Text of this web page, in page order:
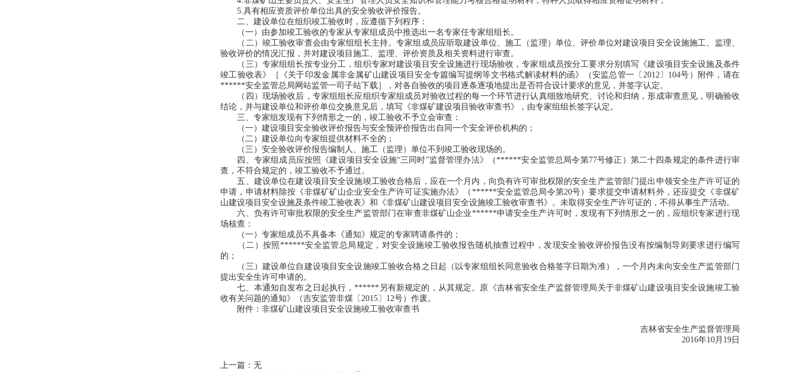
5.具有相应资质评价单位出具的安全验收评价报告。
二、建设单位在组织竣工验收时，应遵循下列程序：
（一）由参加竣工验收的专家从专家组成员中推选出一名专家任专家组组长。
（二）竣工验收审查会由专家组组长主持。专家组成员应听取建设单位、施工（监理）单位、评价单位对建设项目安全设施施工、监理、
验收评价的情况汇报，并对建设项目施工、监理、评价资质及相关资料进行审查。
（三）专家组组长按专业分工，组织专家对建设项目安全设施进行现场验收，专家组成员按分工要求分别填写《建设项目安全设施及条件
竣工验收表》［《关于印发金属非金属矿山建设项目安全专篇编写提纲等文书格式解读材料的函》（安监总管一〔2012〕104号）附件，请在
******安全监管总局网站监管一司子站下载］，对各自验收的项目逐条逐项地提出是否符合设计要求的意见，并签字认定。
（四）现场验收后，专家组组长应组织专家组成员对验收过程的每一个环节进行认真细致地研究、讨论和归纳，形成审查意见，明确验收
结论，并与建设单位和评价单位交换意见后，填写《非煤矿建设项目验收审查书》，由专家组组长签字认定。
三、专家组发现有下列情形之一的，竣工验收不予立会审查：
（一）建设项目安全验收评价报告与安全预评价报告出自同一个安全评价机构的；
（二）建设单位向专家组提供材料不全的；
（三）安全验收评价报告编制人、施工（监理）单位不到竣工验收现场的。
四、专家组成员应按照《建设项目安全设施“三同时”监督管理办法》（******安全监管总局令第77号修正）第二十四条规定的条件进行审
查，不符合规定的，竣工验收不予通过。
五、建设单位在建设项目安全设施竣工验收合格后，应在一个月内，向负有许可审批权限的安全生产监管部门提出申领安全生产许可证的
申请，申请材料除按《非煤矿矿山企业安全生产许可证实施办法》（******安全监管总局令第20号）要求提交申请材料外，还应提交《非煤矿
山建设项目安全设施及条件竣工验收表》和《非煤矿山建设项目安全设施竣工验收审查书》。未取得安全生产许可证的，不得从事生产活动。
六、负有许可审批权限的安全生产监管部门在审查非煤矿山企业******申请安全生产许可时，发现有下列情形之一的，应组织专家进行现
场核查：
（一）专家组成员不具备本《通知》规定的专家聘请条件的；
（二）按照******安全监管总局规定，对安全设施竣工验收报告随机抽查过程中，发现安全验收评价报告没有按编制导则要求进行编写
的；
（三）建设单位自建设项目安全设施竣工验收合格之日起（以专家组组长同意验收合格签字日期为准），一个月内未向安全生产监管部门
提出安全生许可申请的。
七、本通知自发布之日起执行，******另有新规定的，从其规定。原《吉林省安全生产监督管理局关于非煤矿山建设项目安全设施竣工验
收有关问题的通知》（吉安监管非煤〔2015〕12号）作废。
附件：非煤矿山建设项目安全设施竣工验收审查书
吉林省安全生产监督管理局
2016年10月19日
上一篇：无